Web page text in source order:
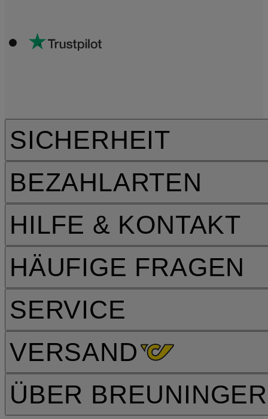
HILFE & KONTAKT
HÄUFIGE FRAGEN
SERVICE
VERSAND
SICHERHEIT
BEZAHLARTEN
ÜBER BREUNINGER